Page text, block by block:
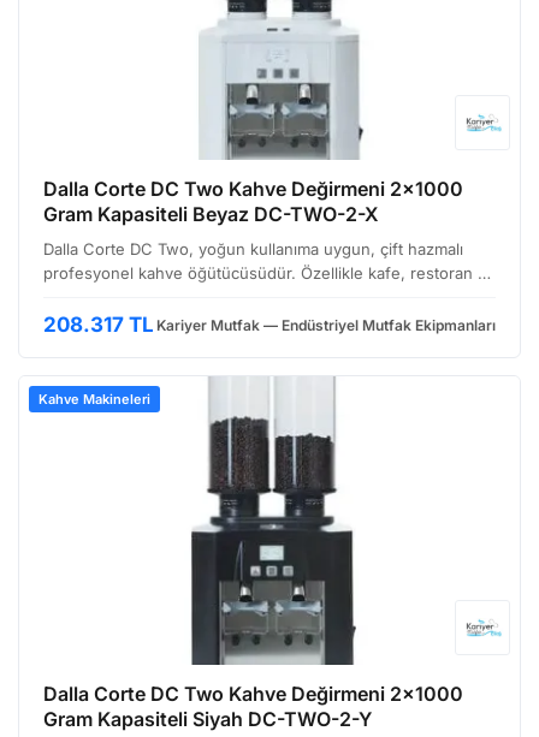
Dalla Corte DC Two Kahve Değirmeni 2×1000
Gram Kapasiteli Beyaz DC-TWO-2-X
Dalla Corte DC Two, yoğun kullanıma uygun, çift hazmalı
profesyonel kahve öğütücüsüdür. Özellikle kafe, restoran ve
anda hızlı servis imkanı sunmak isteyenler …
208.317 TL Kariyer Mutfak — Endüstriyel Mutfak Ekipmanları
Kahve Makineleri
Dalla Corte DC Two Kahve Değirmeni 2×1000
Gram Kapasiteli Siyah DC-TWO-2-Y